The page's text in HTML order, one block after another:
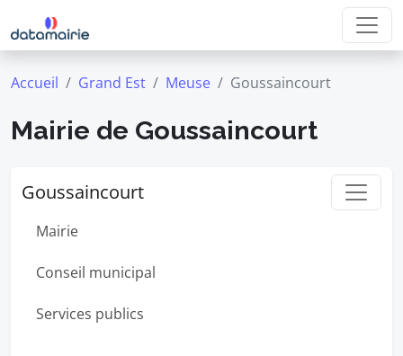
Accueil Grand Est Meuse Goussaincourt
Mairie de Goussaincourt
Goussaincourt
Mairie
Conseil municipal
Services publics